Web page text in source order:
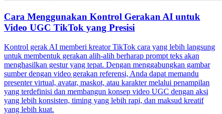
Cara Menggunakan Kontrol Gerakan AI untuk
Video UGC TikTok yang Presisi
Kontrol gerak AI memberi kreator TikTok cara yang lebih langsung
untuk membentuk gerakan alih-alih berharap prompt teks akan
menghasilkan gestur yang tepat. Dengan menggabungkan gambar
sumber dengan video gerakan referensi, Anda dapat memandu
presenter virtual, avatar, maskot, atau karakter melalui penampilan
yang terdefinisi dan membangun konsep video UGC dengan aksi
yang lebih konsisten, timing yang lebih rapi, dan maksud kreatif
yang lebih kuat.